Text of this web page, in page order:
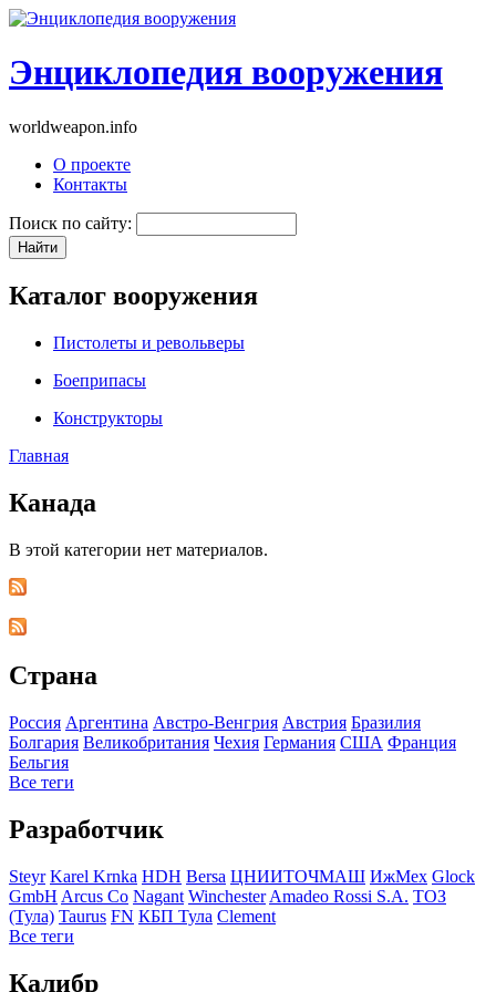
Энциклопедия вооружения
worldweapon.info
О проекте
Контакты
Поиск по сайту:
Каталог вооружения
Пистолеты и револьверы
Боеприпасы
Конструкторы
Главная
Канада
В этой категории нет материалов.
Страна
Росcия Аргентина Австро-Венгрия Австрия Бразилия
Болгария Великобритания Чехия Германия США Франция
Бельгия
Все теги
Разработчик
Steyr Karel Krnka HDH Bersa ЦНИИТОЧМАШ ИжМех Glock
GmbH Arcus Co Nagant Winchester Amadeo Rossi S.A. ТОЗ
(Тула) Taurus FN КБП Тула Clement
Все теги
Калибр